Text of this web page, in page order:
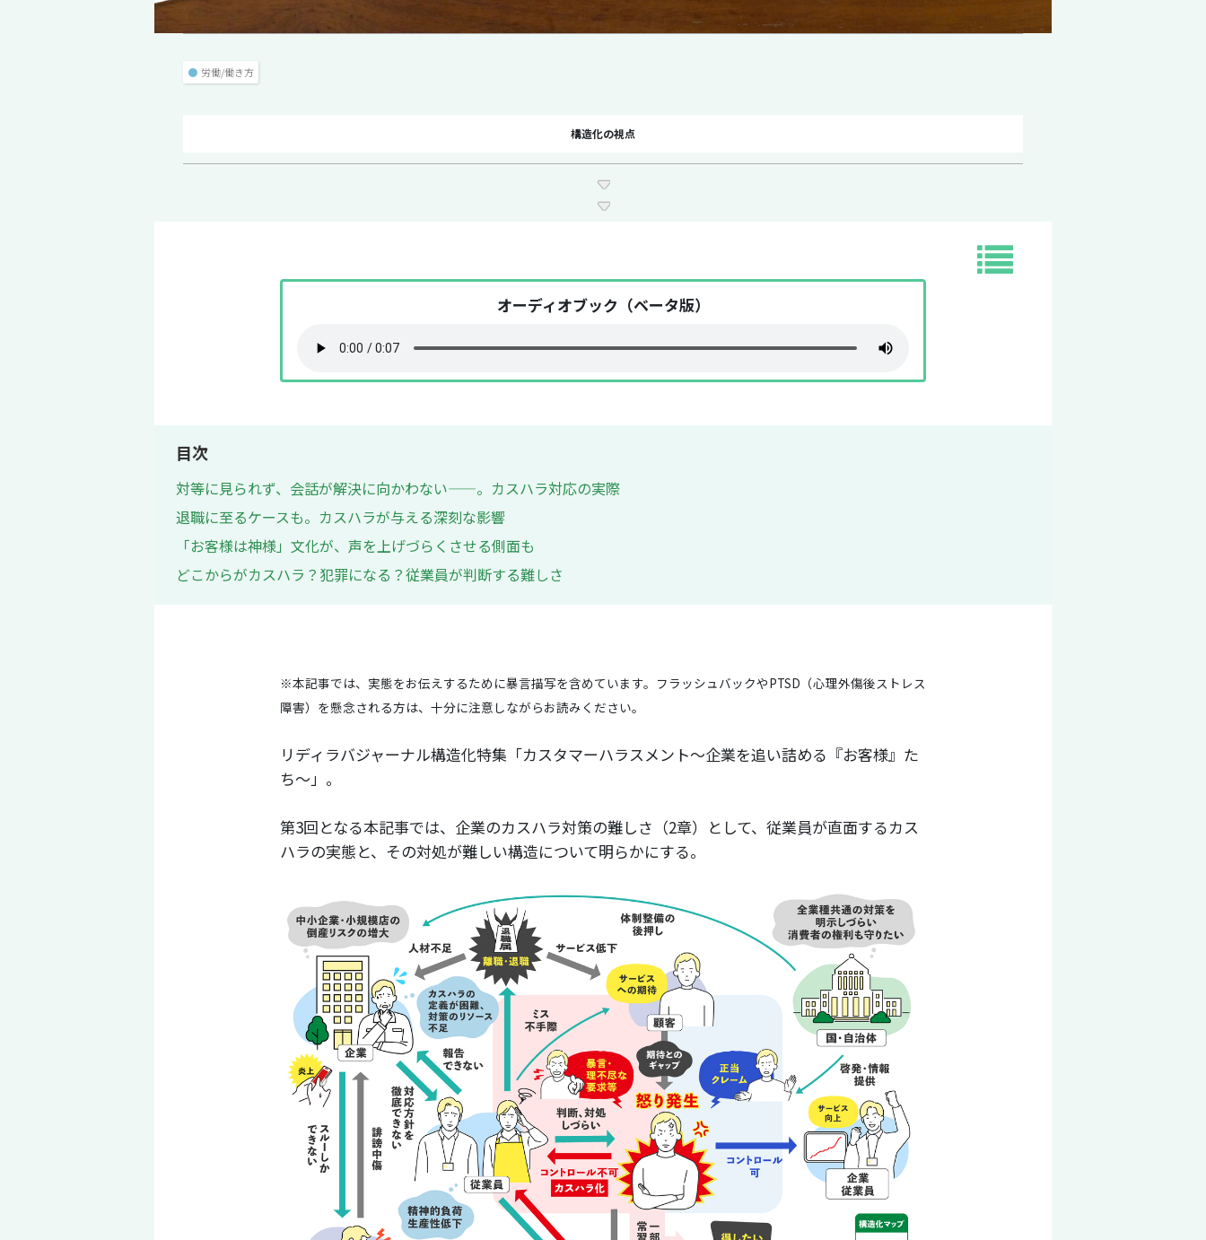
● 労働/働き方
構造化の視点
オーディオブック（ベータ版）
目次
対等に見られず、会話が解決に向かわない——。カスハラ対応の実際
退職に至るケースも。カスハラが与える深刻な影響
「お客様は神様」文化が、声を上げづらくさせる側面も
どこからがカスハラ？犯罪になる？従業員が判断する難しさ
※本記事では、実態をお伝えするために暴言描写を含めています。フラッシュバックやPTSD（心理外傷後ストレス
障害）を懸念される方は、十分に注意しながらお読みください。
リディラバジャーナル構造化特集「カスタマーハラスメント～企業を追い詰める『お客様』た
ち〜」。
第3回となる本記事では、企業のカスハラ対策の難しさ（2章）として、従業員が直面するカス
ハラの実態と、その対処が難しい構造について明らかにする。